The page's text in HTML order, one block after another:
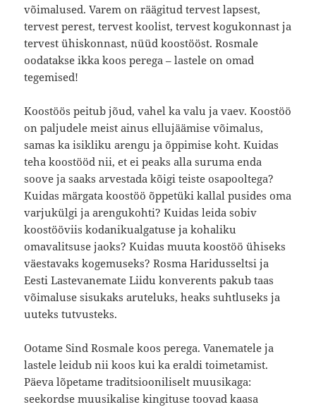
võimalused. Varem on räägitud tervest lapsest,
tervest perest, tervest koolist, tervest kogukonnast ja
tervest ühiskonnast, nüüd koostööst. Rosmale
oodatakse ikka koos perega – lastele on omad
tegemised!
Koostöös peitub jõud, vahel ka valu ja vaev. Koostöö
on paljudele meist ainus ellujäämise võimalus,
samas ka isikliku arengu ja õppimise koht. Kuidas
teha koostööd nii, et ei peaks alla suruma enda
soove ja saaks arvestada kõigi teiste osapooltega?
Kuidas märgata koostöö õppetüki kallal pusides oma
varjukülgi ja arengukohti? Kuidas leida sobiv
koostööviis kodanikualgatuse ja kohaliku
omavalitsuse jaoks? Kuidas muuta koostöö ühiseks
väestavaks kogemuseks? Rosma Haridusseltsi ja
Eesti Lastevanemate Liidu konverents pakub taas
võimaluse sisukaks aruteluks, heaks suhtluseks ja
uuteks tutvusteks.
Ootame Sind Rosmale koos perega. Vanematele ja
lastele leidub nii koos kui ka eraldi toimetamist.
Päeva lõpetame traditsiooniliselt muusikaga:
seekordse muusikalise kingituse toovad kaasa